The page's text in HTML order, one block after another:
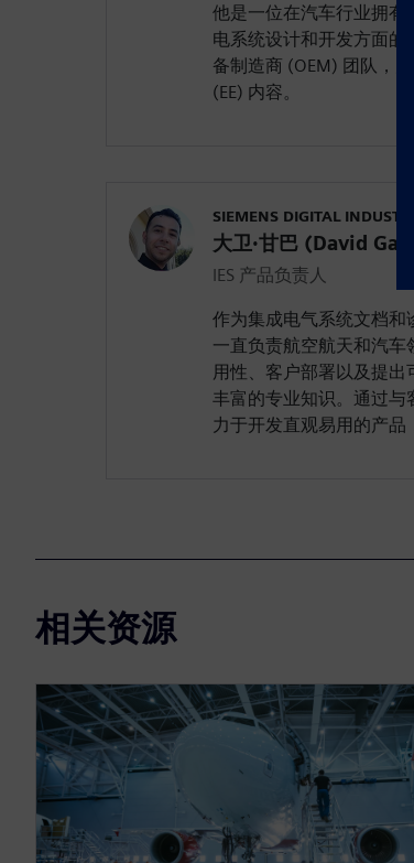
他是一位在汽车行业拥有
电系统设计和开发方面
备制造商 (OEM) 团队，
(EE) 内容。
SIEMENS DIGITAL
大卫·甘巴 (David
IES 产品负责人
作为集成电气系统文档和
一直负责航空航天和汽车
用性、客户部署以及提
丰富的专业知识。通过与
力于开发直观易用的产品
相关资源